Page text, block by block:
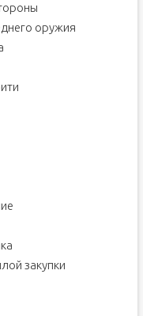
оружия
закупки